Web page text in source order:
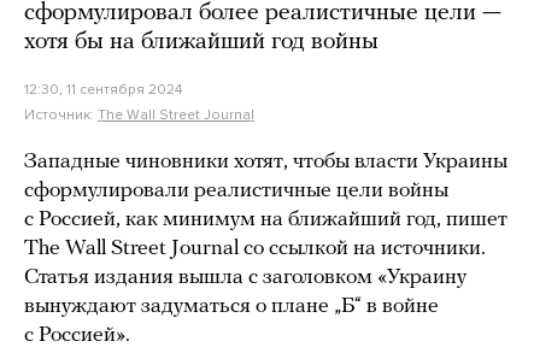
сформулировал более реалистичные цели —
хотя бы на ближайший год войны
12:30, 11 сентября 2024
Источник: The Wall Street Journal
Западные чиновники хотят, чтобы власти Украины
сформулировали реалистичные цели войны
с Россией, как минимум на ближайший год, пишет
The Wall Street Journal со ссылкой на источники.
Статья издания вышла с заголовком «Украину
вынуждают задуматься о плане „Б“ в войне
с Россией».